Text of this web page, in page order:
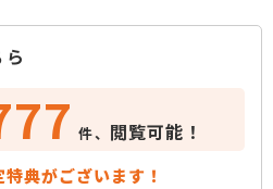
件、 閲覧可能！
典がございます！